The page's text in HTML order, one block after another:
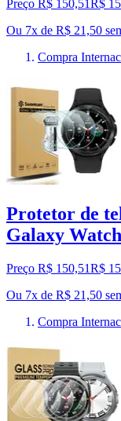
Preço R$ 150,51 R$
Ou 7x de R$ 21,50
Compra
Protetor de
Galaxy
Preço R$ 150,51R$
Ou 7x de R$ 21,50
Compra